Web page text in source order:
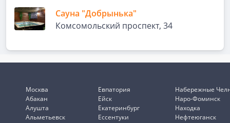
Сауна "Добрынька"
Комсомольский проспект, 34
Москва
Абакан
Алушта
Альметьевск
Евпатория
Ейск
Екатеринбург
Ессентуки
Набережные
Наро-Фоминск
Находка
Нефтеюганск